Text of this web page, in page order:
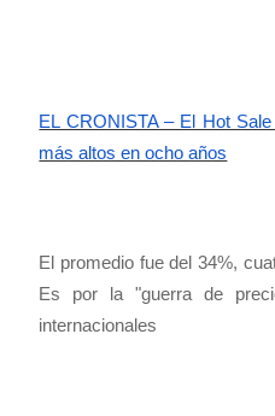
EL CRONISTA – El Hot
más altos en ocho años
El promedio fue del 34%,
Es por la "guerra de
internacionales